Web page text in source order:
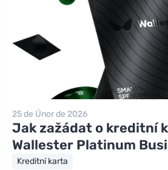
25 de Únor de 2026
Jak zažádat o kreditní
Wallester Platinum
Kreditní karta